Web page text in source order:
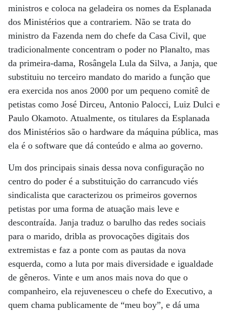
ministros e coloca na geladeira os nomes da Esplanada
dos Ministérios que a contrariem. Não se trata do
ministro da Fazenda nem do chefe da Casa Civil, que
tradicionalmente concentram o poder no Planalto, mas
da primeira-dama, Rosângela Lula da Silva, a Janja, que
substituiu no terceiro mandato do marido a função que
era exercida nos anos 2000 por um pequeno comitê de
petistas como José Dirceu, Antonio Palocci, Luiz Dulci e
Paulo Okamoto. Atualmente, os titulares da Esplanada
dos Ministérios são o hardware da máquina pública, mas
ela é o software que dá conteúdo e alma ao governo.
Um dos principais sinais dessa nova configuração no
centro do poder é a substituição do carrancudo viés
sindicalista que caracterizou os primeiros governos
petistas por uma forma de atuação mais leve e
descontraída. Janja traduz o barulho das redes sociais
para o marido, dribla as provocações digitais dos
extremistas e faz a ponte com as pautas da nova
esquerda, como a luta por mais diversidade e igualdade
de gêneros. Vinte e um anos mais nova do que o
companheiro, ela rejuvenesceu o chefe do Executivo, a
quem chama publicamente de “meu boy”, e dá uma